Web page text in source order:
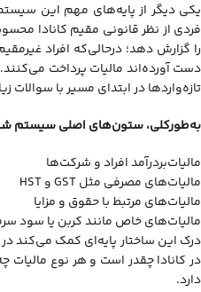
یکی دیگر از پایه‌های مهم این
فردی از نظر قانونی مقیم کانادا
را گزارش دهد؛ درحالی‌که افراد
دست آورده‌اند مالیات پرداخت
تازه‌واردها در ابتدای مسیر با سوالات
به‌طورکلی، ستون‌های اصلی سیستم
مالیات‌بردرآمد افراد و شرکت‌ها
مالیات‌های مصرفی مثل GST و HST
مالیات‌های مرتبط با حقوق و مزایا
مالیات‌های خاص مانند کربن یا سود
درک این ساختار پایه‌ای کمک می‌کند در
در کانادا چقدر است و هر نوع مالیات
دارد.